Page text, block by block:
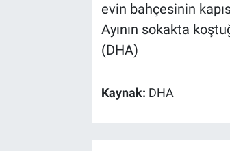
evin bahçesinin
Ayının sokakta
(DHA)
Kaynak: DHA